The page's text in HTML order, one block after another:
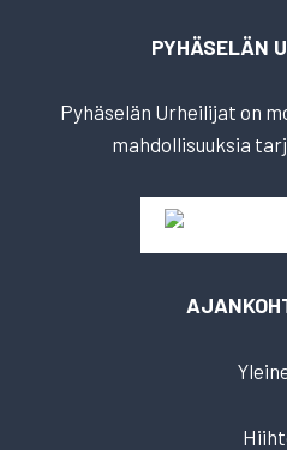
PYHÄSELÄN
Pyhäselän Urheilijat on
mahdollisuuksia